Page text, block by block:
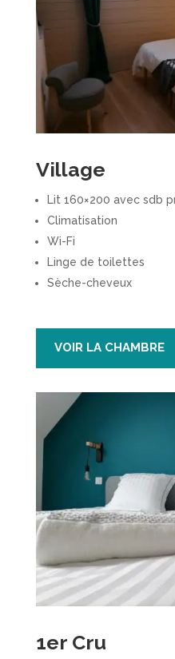
Village
Lit 160×200 avec sdb
Climatisation
Wi-Fi
Linge de toilettes
Sèche-cheveux
VOIR LA CHAMBRE
1er Cru